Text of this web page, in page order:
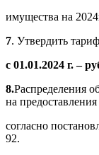
имущества на
7. Утвердить
с 01.01.2024 г. –
8.Распределения
на
согласно
92.